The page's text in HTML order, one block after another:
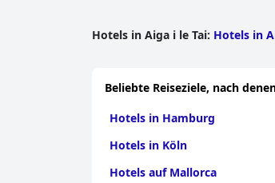
Hotels in Aiga i le Tai: Hotels in
Beliebte Reiseziele, nach
Hotels in Hamburg
Hotels in Köln
Hotels auf Mallorca